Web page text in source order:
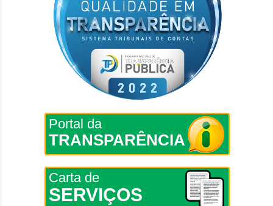
Portal da
TRANSPARÊNCIA
Carta de
SERVIÇOS